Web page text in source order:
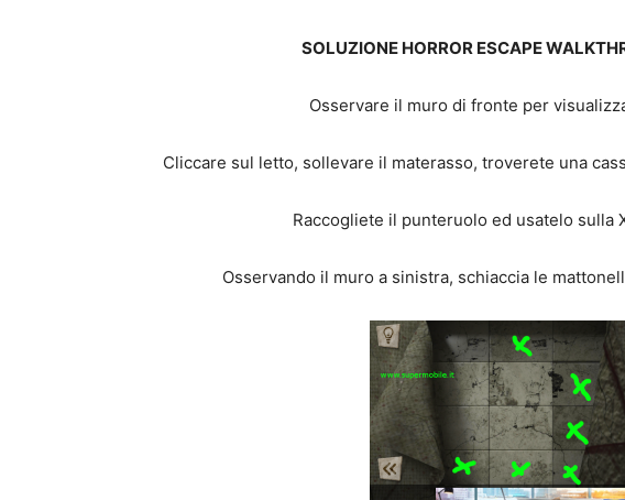
SOLUZIONE HORROR ESCAPE
Osservare il muro di fronte per
Cliccare sul letto, sollevare il materasso, troverete una
Raccogliete il punteruolo ed usatelo sulla
Osservando il muro a sinistra, schiaccia le